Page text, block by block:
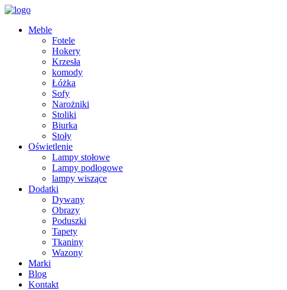
Meble
Fotele
Hokery
Krzesła
komody
Łóżka
Sofy
Narożniki
Stoliki
Biurka
Stoły
Oświetlenie
Lampy stołowe
Lampy podłogowe
lampy wiszące
Dodatki
Dywany
Obrazy
Poduszki
Tapety
Tkaniny
Wazony
Marki
Blog
Kontakt